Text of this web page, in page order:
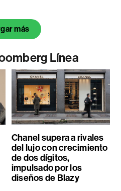
más
Línea
Chanel supera a rivales
del lujo con crecimiento
de dos dígitos,
impulsado por los
diseños de Blazy